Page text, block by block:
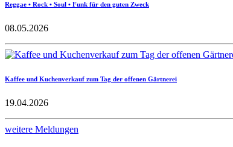
Reggae • Rock • Soul • Funk für den guten Zweck
08.05.2026
Kaffee und Kuchenverkauf zum Tag der offenen Gärtnerei
19.04.2026
weitere Meldungen